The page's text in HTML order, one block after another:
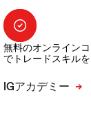
無料のオンライン
でトレードスキル